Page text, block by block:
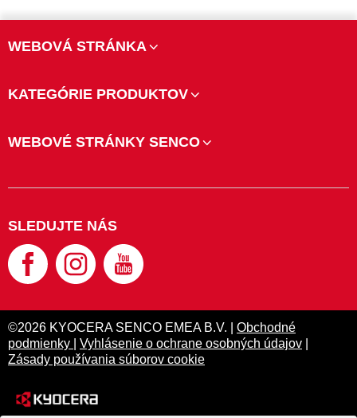
WEBOVÁ STRÁNKA
KATEGÓRIE PRODUKTOV
WEBOVÉ STRÁNKY SENCO
SLEDUJTE NÁS
©2026 KYOCERA SENCO EMEA B.V. | Obchodné
podmienky
Vyhlásenie o ochrane osobných údajov
Zásady používania súborov cookie